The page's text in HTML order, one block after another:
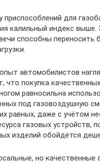
приспособлений для
калильный индекс выше.
способны переносить
автомобилистов
что покупка
равносильна
под газовоздушную
равных, даже с учётом
газовых устройств,
изделий обойдётся
но качественные